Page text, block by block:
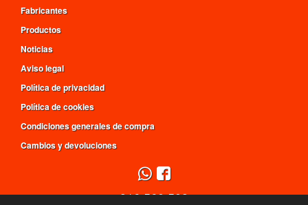
Fabricantes
Productos
Noticias
Aviso legal
Política de privacidad
Política de cookies
Condiciones generales de compra
Cambios y devoluciones
916 560 509